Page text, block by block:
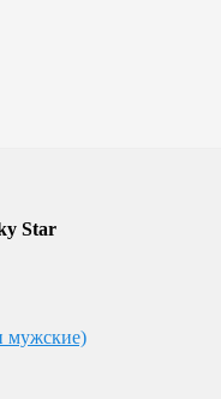
Star
мужские)